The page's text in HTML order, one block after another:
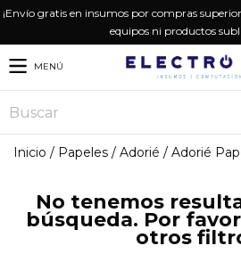
¡Envío gratis en insumos por compras
equipos ni productos
MENÚ
Inicio / Papeles / Adorié / Adorié
No tenemos
búsqueda. Por
otros